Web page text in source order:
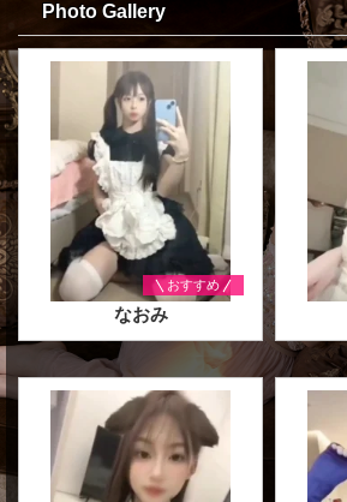
Photo Gallery
おすすめ
なおみ